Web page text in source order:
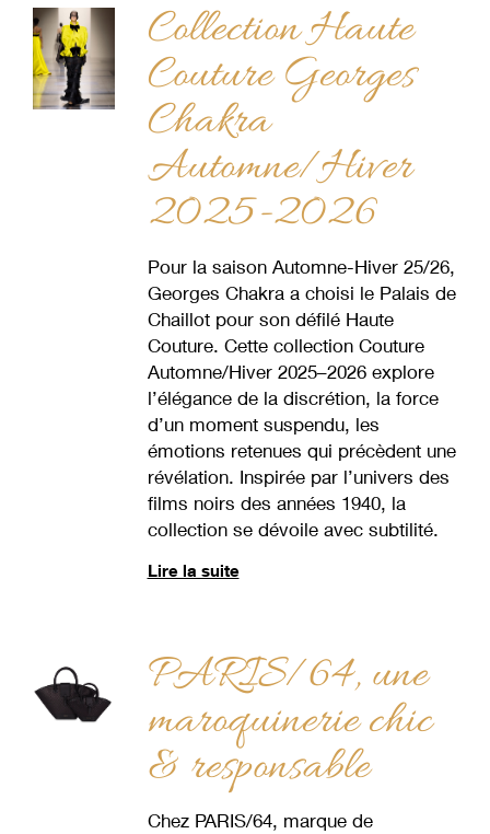
Collection Haute
Couture Georges
Chakra
Automne/Hiver
2025-2026
Pour la saison Automne-Hiver 25/26,
Georges Chakra a choisi le Palais de
Chaillot pour son défilé Haute
Couture. Cette collection Couture
Automne/Hiver 2025–2026 explore
l’élégance de la discrétion, la force
d’un moment suspendu, les
émotions retenues qui précèdent une
révélation. Inspirée par l’univers des
films noirs des années 1940, la
collection se dévoile avec subtilité.
Lire la suite
PARIS/64, une
maroquinerie chic
& responsable
Chez PARIS/64, marque de